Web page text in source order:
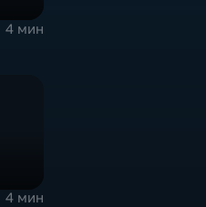
4 мин
4 мин